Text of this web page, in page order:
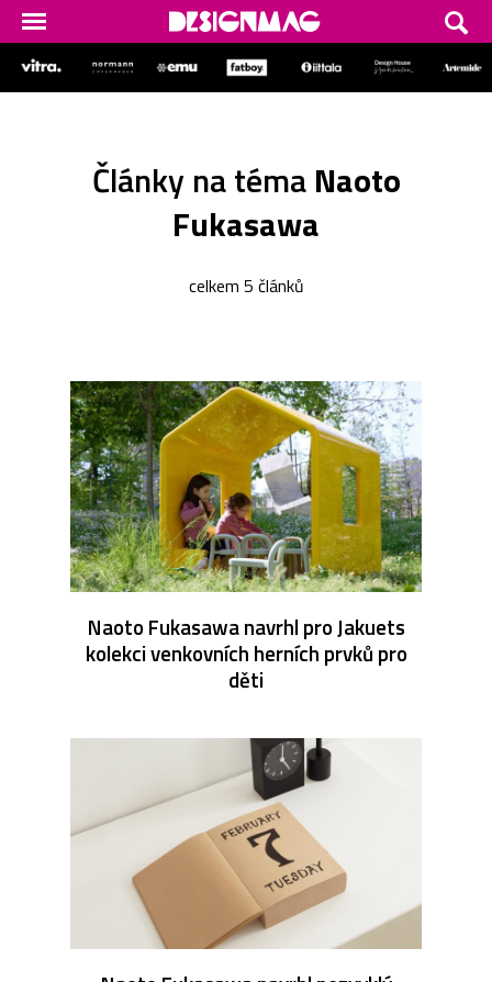
Články na témaNaoto
Fukasawa
celkem 5 článků
Naoto Fukasawa navrhl pro Jakuets
kolekci venkovních herních prvků pro
děti